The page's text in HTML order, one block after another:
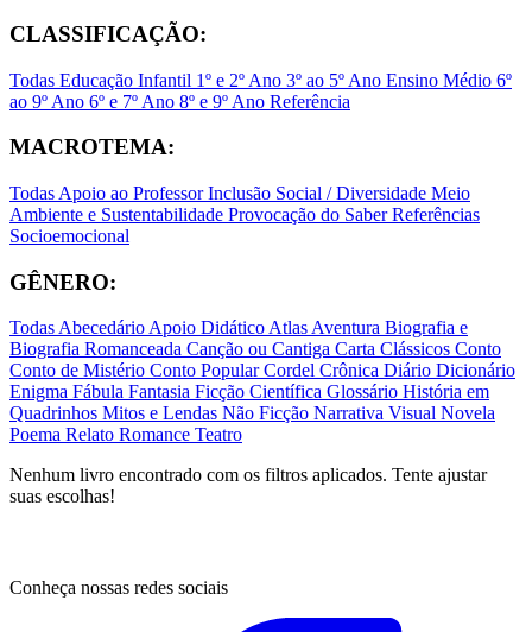
CLASSIFICAÇÃO:
Todas Educação Infantil 1º e 2º Ano 3º ao 5º Ano Ensino Médio 6º
ao 9º Ano 6º e 7º Ano 8º e 9º Ano Referência
MACROTEMA:
Todas Apoio ao ProfessorInclusão Social / Diversidade Meio
Ambiente e Sustentabilidade Provocação do SaberReferências
Socioemocional
GÊNERO:
TodasAbecedárioApoio DidáticoAtlasAventura Biografia e
Biografia Romanceada Canção ou Cantiga Carta Clássicos Conto
Conto de Mistério Conto PopularCordel Crônica Diário Dicionário
Enigma Fábula Fantasia Ficção Científica Glossário História em
Quadrinhos Mitos e Lendas Não Ficção Narrativa Visual Novela
Poema Relato Romance Teatro
Nenhum livro encontrado com os filtros aplicados. Tente ajustar
suas escolhas!
Conheça nossas redes sociais